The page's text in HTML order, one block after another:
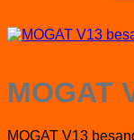
MOGAT
MOGAT V13